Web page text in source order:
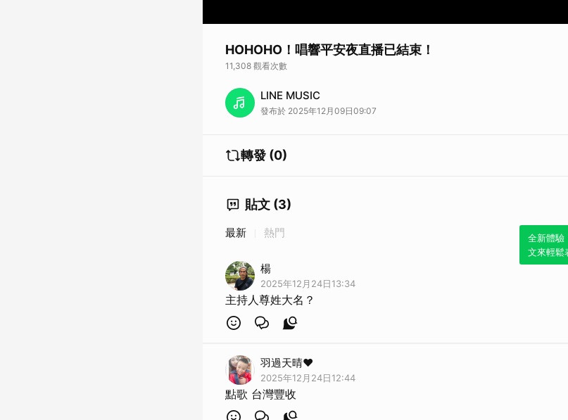
HOHOHO！唱響平安夜直播已結束！
11,308 觀看次數
今日直播已結束。▼把《Ho Ho Ho!》聖誕特輯作品設成鈴聲
LINE MUSIC
發布於 2025年12月09日09:07
轉發 (0)
貼文 (3)
全新體驗
文來輕鬆
最新 熱門
楊
2025年12月24日13:34
主持人尊姓大名？
羽過天晴❤️
2025年12月24日12:44
點歌 台灣豐收